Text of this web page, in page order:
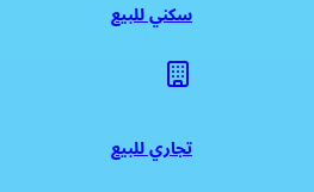
سكني للبيع
تجاري للبيع